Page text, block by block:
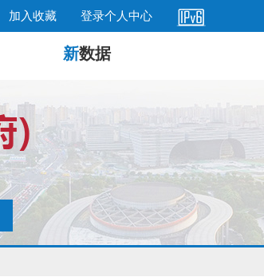
加入收藏 登录个人中心
新数据